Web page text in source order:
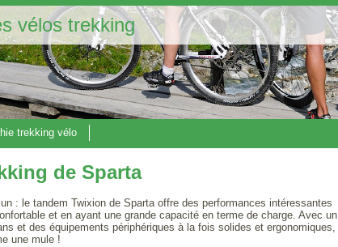
vélos trekking
trekking vélo
de Sparta
: le tandem Twixion de Sparta offre des performances intéressantes
et en ayant une grande capacité en terme de charge. Avec un
et des équipements périphériques à la fois solides et ergonomiques,
une mule !